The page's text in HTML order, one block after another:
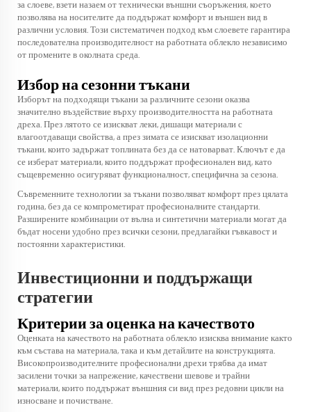
за слоеве, взети назаем от технически външни съоръжения, което
позволява на носителите да поддържат комфорт и външен вид в
различни условия. Този систематичен подход към слоевете гарантира
последователна производителност на работната облекло независимо
от промените в околната среда.
Избор на сезонни тъкани
Изборът на подходящи тъкани за различните сезони оказва
значително въздействие върху производителността на работната
дреха. През лятото се изискват леки, дишащи материали с
влагоотдаващи свойства, а през зимата се изискват изолационни
тъкани, които задържат топлината без да се натоварват. Ключът е да
се изберат материали, които поддържат професионален вид, като
същевременно осигуряват функционалност, специфична за сезона.
Съвременните технологии за тъкани позволяват комфорт през цялата
година, без да се компрометират професионалните стандарти.
Разширените комбинации от вълна и синтетични материали могат да
бъдат носени удобно през всички сезони, предлагайки гъвкавост и
постоянни характеристики.
Инвестиционни и поддържащи
стратегии
Критерии за оценка на качеството
Оценката на качеството на работната облекло изисква внимание както
към състава на материала, така и към детайлите на конструкцията.
Високопроизводителните професионални дрехи трябва да имат
засилени точки за напрежение, качествени шевове и трайни
материали, които поддържат външния си вид през редовни цикли на
износване и почистване.